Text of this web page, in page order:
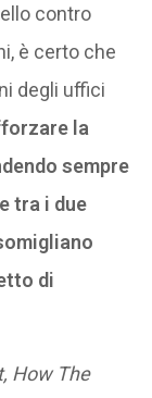
contro
è certo che
degli uffici
la
sempre
tra i due
di
How The